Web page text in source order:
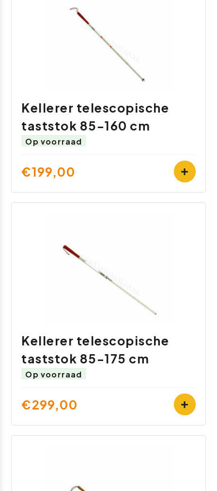
Kellerer telescopische
taststok 85-160 cm
Op voorraad
€199,00
Kellerer telescopische
taststok 85-175 cm
Op voorraad
€299,00